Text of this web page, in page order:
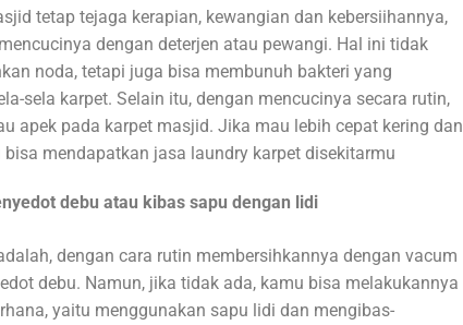
tetap tejaga kerapian, kewangian dan kebersiihannya,
dengan deterjen atau pewangi. Hal ini tidak
noda, tetapi juga bisa membunuh bakteri yang
sela karpet. Selain itu, dengan mencucinya secara rutin,
apek pada karpet masjid. Jika mau lebih cepat kering dan
mendapatkan jasa laundry karpet disekitarmu
debu atau kibas sapu dengan lidi
dengan cara rutin membersihkannya dengan vacum
debu. Namun, jika tidak ada, kamu bisa melakukannya
yaitu menggunakan sapu lidi dan mengibas-